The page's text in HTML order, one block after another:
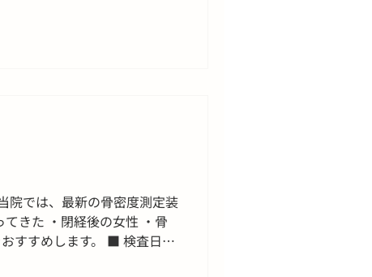
院では、最新の骨密度測定装
きた ・閉経後の女性 ・骨
すすめします。 ■ 検査日時